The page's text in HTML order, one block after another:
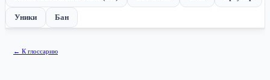
Уники Бан
← К глоссарию